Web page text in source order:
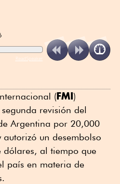
ReadSpeaker
(FMI)
revisión del
Argentina ⁠por 20,000
un desembolso
al tiempo que
país en materia de